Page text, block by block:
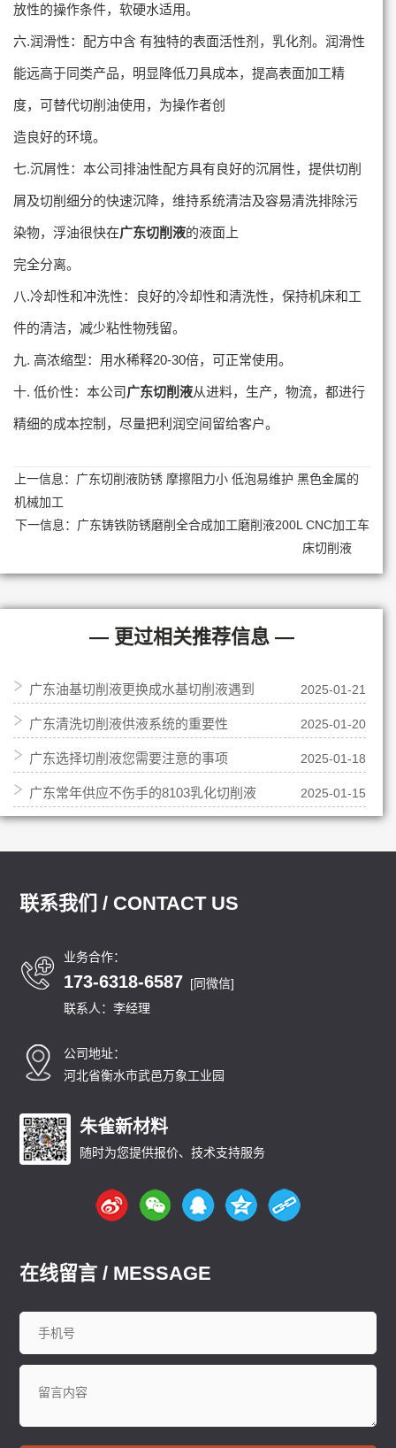
放性的操作条件，软硬水适用。
六.润滑性：配方中含 有独特的表面活性剂，乳化剂。润滑性
能远高于同类产品，明显降低刀具成本，提高表面加工精
度，可替代切削油使用，为操作者创
造良好的环境。
七.沉屑性：本公司排油性配方具有良好的沉屑性，提供切削
屑及切削细分的快速沉降，维持系统清洁及容易清洗排除污
染物，浮油很快在广东切削液的液面上
完全分离。
八.冷却性和冲洗性：良好的冷却性和清洗性，保持机床和工
件的清洁，减少粘性物残留。
九. 高浓缩型：用水稀释20-30倍，可正常使用。
十. 低价性：本公司广东切削液从进料，生产，物流，都进行
精细的成本控制，尽量把利润空间留给客户。
上一信息： 广东切削液防锈 摩擦阻力小 低泡易维护 黑色金属的
机械加工
下一信息： 广东铸铁防锈磨削全合成加工磨削液200L CNC加工车
床切削液
— 更过相关推荐信息 —
广东油基切削液更换成水基切削液遇到
的问题
2025-01-21
广东清洗切削液供液系统的重要性 2025-01-20
广东选择切削液您需要注意的事项 2025-01-18
广东常年供应不伤手的8103乳化切削液 2025-01-15
联系我们 / CONTACT US
业务合作：
173-6318-6587 [同微信]
联系人：李经理
公司地址：
河北省衡水市武邑万象工业园
朱雀新材料
随时为您提供报价、技术支持服务
在线留言 / MESSAGE